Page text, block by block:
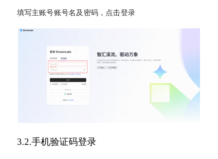
填写主账号账号名及密码，点击登录
3.2.手机验证码登录